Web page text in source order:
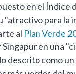
en el
"atractivo para la
al Plan Verde
en una
descrito como